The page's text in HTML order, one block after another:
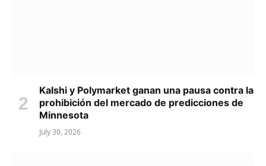
Kalshi y Polymarket ganan una pausa contra la
prohibición del mercado de predicciones de
Minnesota
July 30, 2026